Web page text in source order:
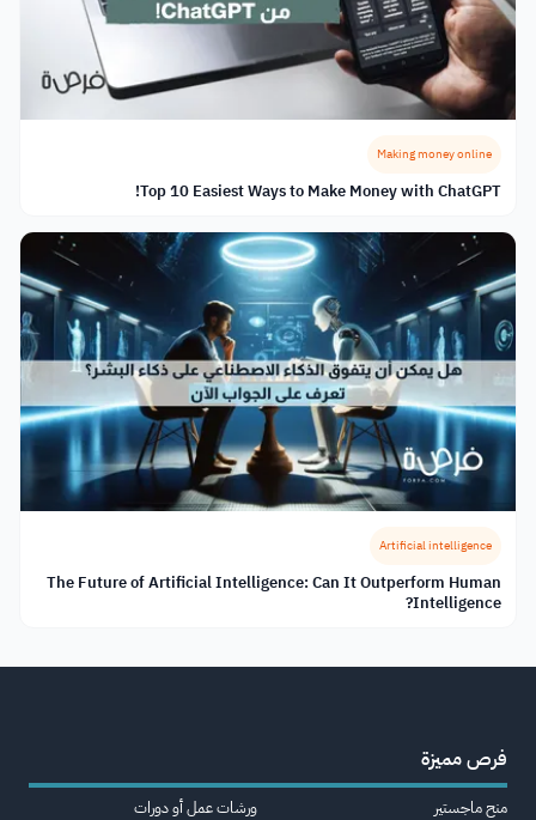
Making money online
Top 10 Easiest Ways to Make Money with ChatGPT!
Artificial intelligence
The Future of Artificial Intelligence: Can It Outperform Human
Intelligence?
فرص مميزة
منح ماجستير
ورشات عمل أو دورات